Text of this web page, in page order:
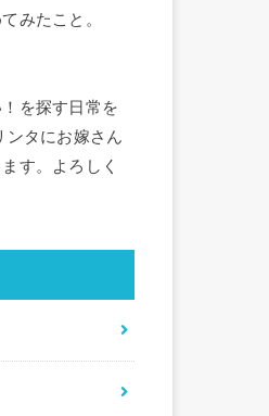
みたこと。
を探す日常を
ンタにお嫁さん
す。よろしく